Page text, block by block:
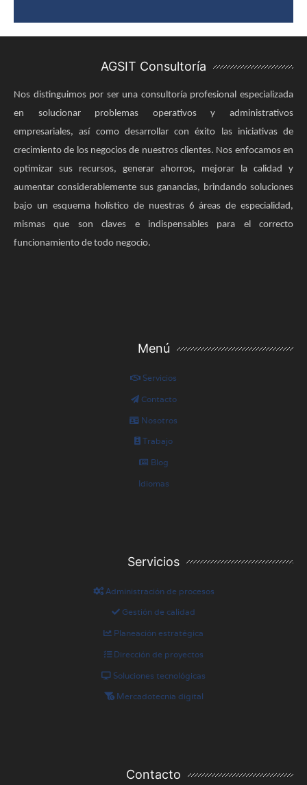
AGSIT Consultoría
Nos distinguimos por ser una consultoría profesional especializada
en solucionar problemas operativos y administrativos
empresariales, así como desarrollar con éxito las iniciativas de
crecimiento de los negocios de nuestros clientes. Nos enfocamos en
optimizar sus recursos, generar ahorros, mejorar la calidad y
aumentar considerablemente sus ganancias, brindando soluciones
bajo un esquema holístico de nuestras 6 áreas de especialidad,
mismas que son claves e indispensables para el correcto
funcionamiento de todo negocio.
Menú
Servicios
Contacto
Nosotros
Trabajo
Blog
Idiomas
Servicios
Administración de procesos
Gestión de calidad
Planeación estratégica
Dirección de proyectos
Soluciones tecnológicas
Mercadotecnia digital
Contacto